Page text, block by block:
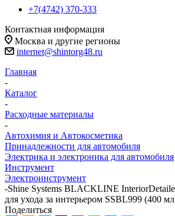
+7(4742) 370-333
Контактная информация
Москва и другие регионы
internet@shintorg48.ru
Главная
-
Каталог
-
Расходные материалы
-
Автохимия и Автокосметика
Принадлежности для автомобиля
Электрика и электроника для автомобиля
Инструмент
Электроинструмент
-Shine Systems BLACKLINE
для ухода за интерьером SSBL999 (400
Поделиться